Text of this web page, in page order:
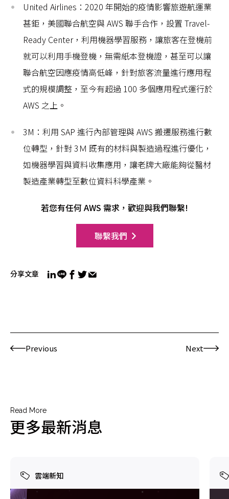
United Airlines：2020 年開始的疫情影響旅遊航運業
甚鉅，美國聯合航空與 AWS 聯手合作，設置 Travel-
Ready Center，利用機器學習服務，讓旅客在登機前
就可以利用手機登機，無需紙本登機證，甚至可以讓
聯合航空因應疫情高低峰，針對旅客流量進行應用程
式的規模調整，至今有超過 100 多個應用程式運行於
AWS 之上。
3M：利用 SAP 進行內部管理與 AWS 搬遷服務進行數
位轉型，針對 3Ｍ 既有的材料與製造過程進行優化，
如機器學習與資料收集應用，讓老牌大廠能夠從醫材
製造產業轉型至數位資料科學產業。
若您有任何 AWS 需求，歡迎與我們聯繫!
聯繫我們
分享文章
Previous Next
Read More
更多最新消息
雲端新知